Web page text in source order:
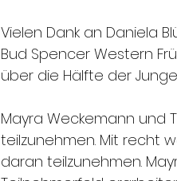
Vielen Dank an Daniela
Bud Spencer Western
über die Hälfte der
Mayra Weckemann und
teilzunehmen. Mit recht
daran teilzunehmen.